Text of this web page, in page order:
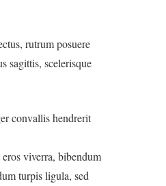
rutrum posuere
sagittis, scelerisque
convallis hendrerit
viverra, bibendum
turpis ligula, sed